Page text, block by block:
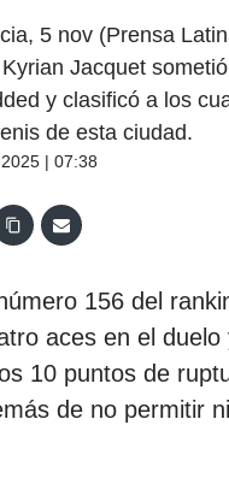
5 nov (Prensa
Jacquet
y clasificó a los
de esta ciudad.
| 07:38
156 del
aces en el duelo
10 puntos de
de no permitir